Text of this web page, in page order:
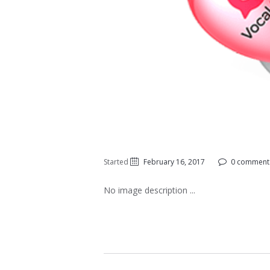
Started February 16, 2017 0
No image description ...